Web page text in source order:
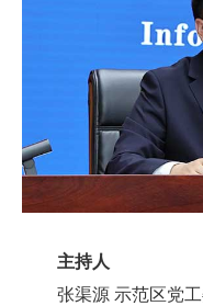
主持人
张渠源 示范区党